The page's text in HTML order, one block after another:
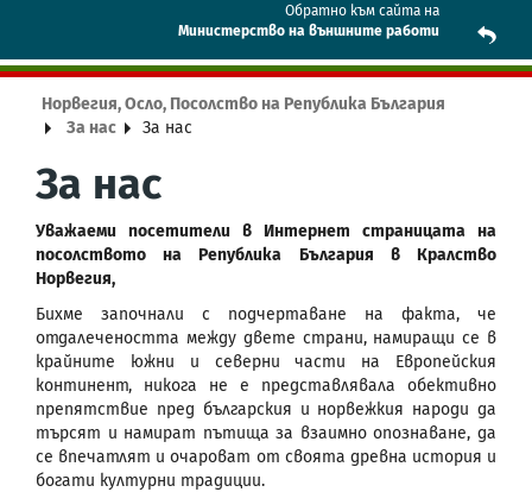
Обратно към сайта на
Mинистерство на външните работи
Норвегия, Осло, Посолство на Република България
За нас
За нас
За нас
Уважаеми посетители в Интернет страницата на
посолството на Република България в Кралство
Норвегия,
Бихме започнали с подчертаване на факта, че
отдалечеността между двете страни, намиращи се в
крайните южни и северни части на Европейския
континент, никога не е представлявала обективно
препятствие пред българския и норвежкия народи да
търсят и намират пътища за взаимно опознаване, да
се впечатлят и очароват от своята древна история и
богати културни традиции.